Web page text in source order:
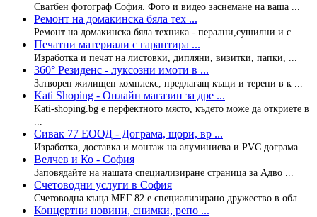
Сватбен фотограф София. Фото и видео заснемане на ваша ...
Ремонт на домакинска бяла тех ...
Ремонт на домакинска бяла техника - перални,сушилни и с ...
Печатни материали с гарантира ...
Изработка и печат на листовки, дипляни, визитки, папки, ...
360° Резиденс - луксозни имоти в ...
Затворен жилищен комплекс, предлагащ къщи и терени в к ...
Kati Shoping - Онлайн магазин за дре ...
Kati-shoping.bg e перфектното място, където може да откриете в
Сивак 77 ЕООД - Дограма, щори, вр ...
Изработка, доставка и монтаж на алуминиева и PVC дограма ...
Велчев и Ко - София
Заповядайте на нашата специализиране страница за Адво ...
Счетоводни услуги в София
Счетоводна къща МЕГ 82 е специализирано дружество в обл ...
Концертни новини, снимки, репо ...